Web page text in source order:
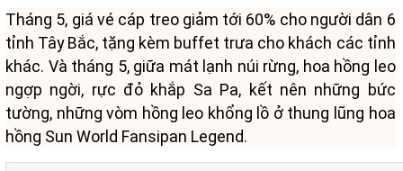
Tháng 5, giá vé cáp treo giảm tới 60% cho người dân 6
tỉnh Tây Bắc, tặng kèm buffet trưa cho khách các tỉnh
khác. Và tháng 5, giữa mát lạnh núi rừng, hoa hồng leo
ngợp ngời, rực đỏ khắp Sa Pa, kết nên những bức
tường, những vòm hồng leo khổng lồ ở thung lũng hoa
hồng Sun World Fansipan Legend.